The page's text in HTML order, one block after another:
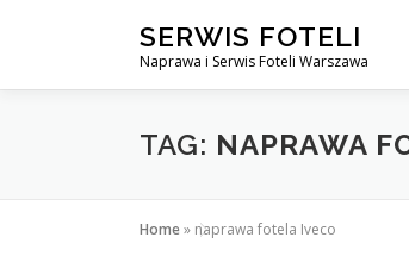
SERWIS FOTELI
Naprawa i Serwis Foteli Warszawa
TAG: NAPRAWA
Home» naprawa fotela Iveco